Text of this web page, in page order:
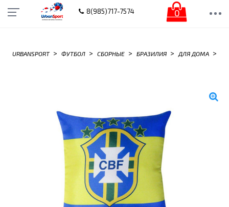
8(985)717-7574 0
URBANSPORT > ФУТБОЛ > СБОРНЫЕ > БРАЗИЛИЯ > ДЛЯ ДОМА >